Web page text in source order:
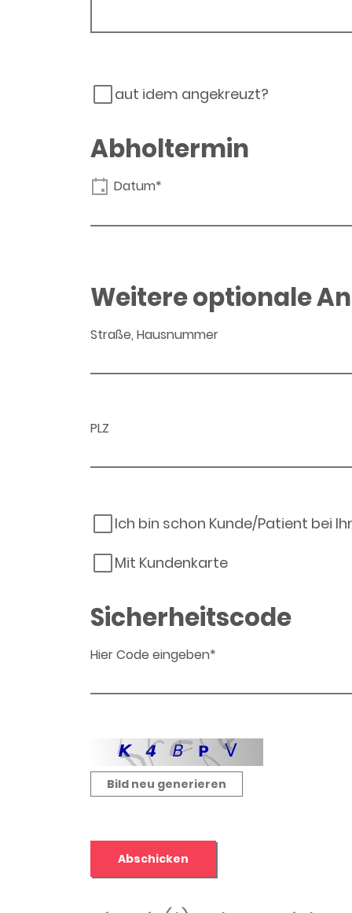
aut idem angekreuzt?
Abholtermin
Datum*
Weitere optionale
Straße, Hausnummer
PLZ
Ich bin schon Kunde/Patient bei
Mit Kundenkarte
Sicherheitscode
Hier Code eingeben*